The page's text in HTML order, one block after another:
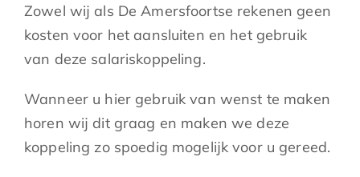
Zowel wij als De Amersfoortse rekenen geen
kosten voor het aansluiten en het gebruik
van deze salariskoppeling.
Wanneer u hier gebruik van wenst te maken
horen wij dit graag en maken we deze
koppeling zo spoedig mogelijk voor u gereed.